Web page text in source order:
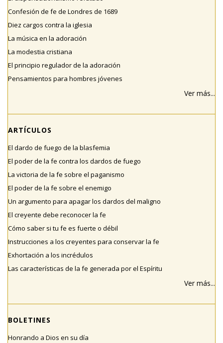
Confesión de fe de Londres de 1689
Diez cargos contra la iglesia
La música en la adoración
La modestia cristiana
El principio regulador de la adoración
Pensamientos para hombres jóvenes
Ver más...
ARTÍCULOS
El dardo de fuego de la blasfemia
El poder de la fe contra los dardos de fuego
La victoria de la fe sobre el paganismo
El poder de la fe sobre el enemigo
Un argumento para apagar los dardos del maligno
El creyente debe reconocer la fe
Cómo saber si tu fe es fuerte o débil
Instrucciones a los creyentes para conservar la fe
Exhortación a los incrédulos
Las características de la fe generada por el Espíritu
Ver más...
BOLETINES
Honrando a Dios en su día